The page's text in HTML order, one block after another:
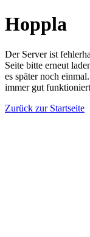
Hoppla
Der Server ist
Seite bitte erneut
es später noch
immer gut
Zurück zur Startseite